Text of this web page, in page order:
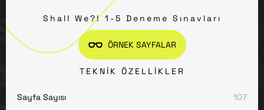
Shall We?! 1-5 Deneme Sınavları
ÖRNEK SAYFALAR
TEKNIK ÖZELLIKLER
Sayfa Sayısı
107